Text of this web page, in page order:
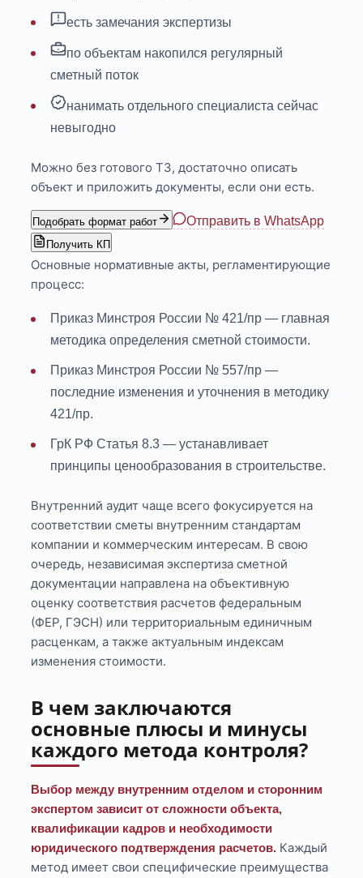
есть замечания экспертизы
по объектам накопился регулярный
сметный поток
нанимать отдельного специалиста сейчас
невыгодно
Можно без готового ТЗ, достаточно описать
объект и приложить документы, если они есть.
Подобрать формат работ Отправить в WhatsApp
Получить КП
Основные нормативные акты, регламентирующие
процесс:
Приказ Минстроя России № 421/пр — главная
методика определения сметной стоимости.
Приказ Минстроя России № 557/пр —
последние изменения и уточнения в методику
421/пр.
ГрК РФ Статья 8.3 — устанавливает
принципы ценообразования в строительстве.
Внутренний аудит чаще всего фокусируется на
соответствии сметы внутренним стандартам
компании и коммерческим интересам. В свою
очередь, независимая экспертиза сметной
документации направлена на объективную
оценку соответствия расчетов федеральным
(ФЕР, ГЭСН) или территориальным единичным
расценкам, а также актуальным индексам
изменения стоимости.
В чем заключаются
основные плюсы и минусы
каждого метода контроля?
Выбор между внутренним отделом и сторонним
экспертом зависит от сложности объекта,
квалификации кадров и необходимости
юридического подтверждения расчетов. Каждый
метод имеет свои специфические преимущества